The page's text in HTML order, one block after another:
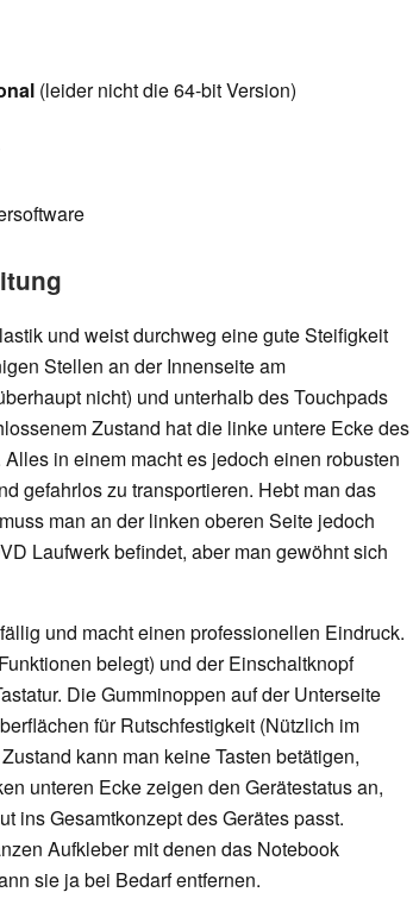
(leider nicht die 64-bit Version)
und weist durchweg eine gute Steifigkeit
Stellen an der Innenseite am
nicht) und unterhalb des Touchpads
Zustand hat die linke untere Ecke des
in einem macht es jedoch einen robusten
gefahrlos zu transportieren. Hebt man das
man an der linken oberen Seite jedoch
Laufwerk befindet, aber man gewöhnt sich
und macht einen professionellen Eindruck.
belegt) und der Einschaltknopf
Die Gumminoppen auf der Unterseite
für Rutschfestigkeit (Nützlich im
kann man keine Tasten betätigen,
unteren Ecke zeigen den Gerätestatus an,
ins Gesamtkonzept des Gerätes passt.
Aufkleber mit denen das Notebook
sie ja bei Bedarf entfernen.